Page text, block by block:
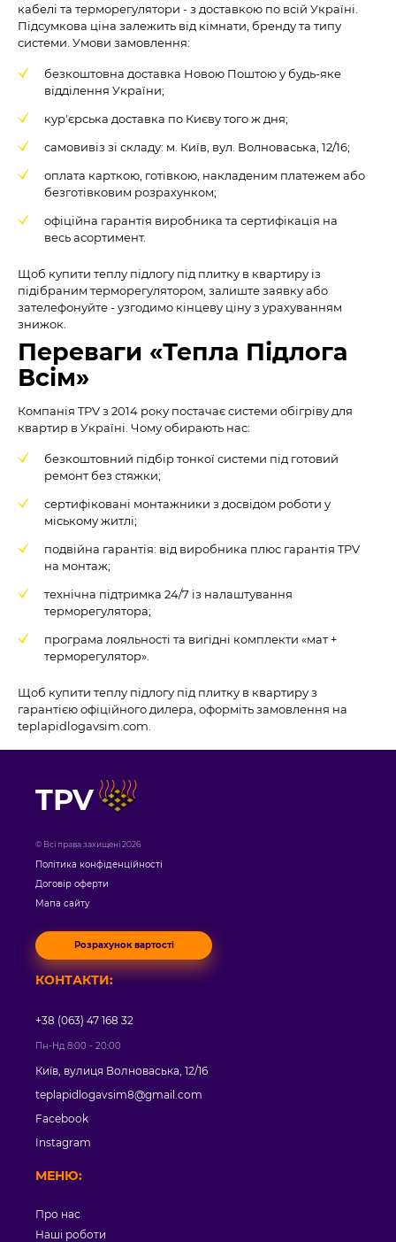
кабелі та терморегулятори - з доставкою по всій Україні.
Підсумкова ціна залежить від кімнати, бренду та типу
системи. Умови замовлення:
безкоштовна доставка Новою Поштою у будь-яке
відділення України;
кур'єрська доставка по Києву того ж дня;
самовивіз зі складу: м. Київ, вул. Волноваська, 12/16;
оплата карткою, готівкою, накладеним платежем або
безготівковим розрахунком;
офіційна гарантія виробника та сертифікація на
весь асортимент.
Щоб купити теплу підлогу під плитку в квартиру із
підібраним терморегулятором, залиште заявку або
зателефонуйте - узгодимо кінцеву ціну з урахуванням
знижок.
Переваги «Тепла Підлога
Всім»
Компанія TPV з 2014 року постачає системи обігріву для
квартир в Україні. Чому обирають нас:
безкоштовний підбір тонкої системи під готовий
ремонт без стяжки;
сертифіковані монтажники з досвідом роботи у
міському житлі;
подвійна гарантія: від виробника плюс гарантія TPV
на монтаж;
технічна підтримка 24/7 із налаштування
терморегулятора;
програма лояльності та вигідні комплекти «мат +
терморегулятор».
Щоб купити теплу підлогу під плитку в квартиру з
гарантією офіційного дилера, оформіть замовлення на
teplapidlogavsim.com.
TPV
© Всі права захищені 2026
Політика конфіденційності
Договір оферти
Мапа сайту
Розрахунок вартості
МЕНЮ:
Про нас
Наші роботи
КОНТАКТИ:
+38 (063) 47 168 32
Пн-Нд 8:00 - 20:00
Київ, вулиця Волноваська, 12/16
teplapidlogavsim8@gmail.com
Facebook
Instagram